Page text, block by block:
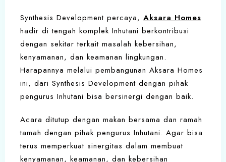
Synthesis Development percaya, Aksara Homes
hadir di tengah komplek Inhutani berkontribusi
dengan sekitar terkait masalah kebersihan,
kenyamanan, dan keamanan lingkungan.
Harapannya melalui pembangunan Aksara Homes
ini, dari Synthesis Development dengan pihak
pengurus Inhutani bisa bersinergi dengan baik.
Acara ditutup dengan makan bersama dan ramah
tamah dengan pihak pengurus Inhutani. Agar bisa
terus memperkuat sinergitas dalam membuat
kenyamanan, keamanan, dan kebersihan